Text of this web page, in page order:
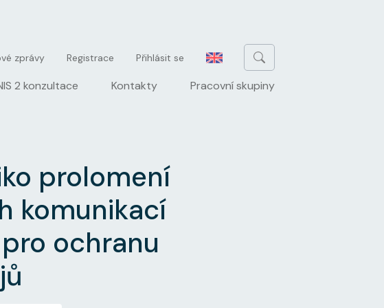
menu
zprávy Registrace Přihlásit se
2 konzultace Kontakty Pracovní skupiny
prolomení
komunikací
ochranu